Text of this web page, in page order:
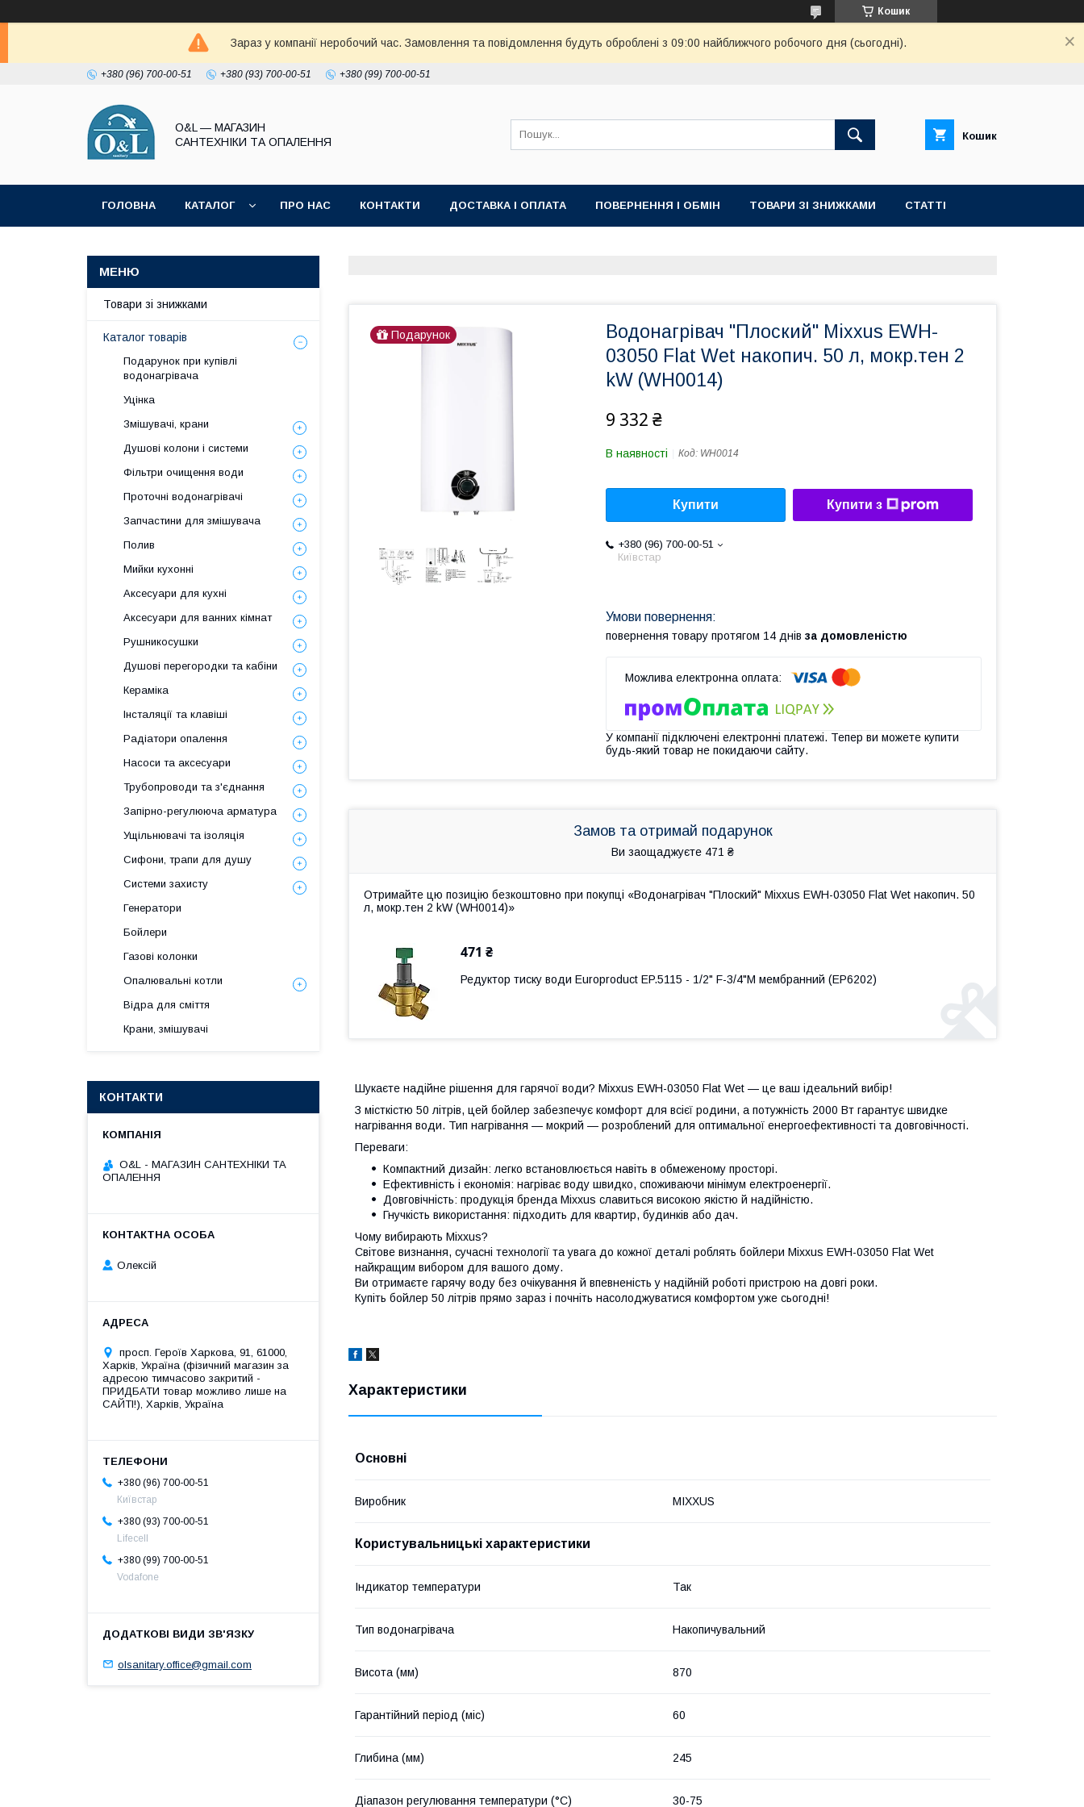
Кошик
Зараз у компанії неробочий час. Замовлення та повідомлення будуть оброблені з 09:00 найближчого робочого дня (сьогодні).
+380 (96) 700-00-51 +380 (93) 700-00-51 +380 (99) 700-00-51
O&L — МАГАЗИН
САНТЕХНІКИ ТА ОПАЛЕННЯ
Кошик
ГОЛОВНА КАТАЛОГ ПРО НАС КОНТАКТИ ДОСТАВКА І ОПЛАТА ПОВЕРНЕННЯ І ОБМІН ТОВАРИ ЗІ ЗНИЖКАМИ СТАТТІ
Подарунок
Водонагрівач "Плоский" Mixxus EWH-
03050 Flat Wet накопич. 50 л, мокр.тен 2
kW (WH0014)
9 332 ₴
В наявності Код: WH0014
Купити Купити з
+380 (96) 700-00-51
Київстар
повернення товару протягом 14 днів за домовленістю
У компанії підключені електронні платежі. Тепер ви можете купити
будь-який товар не покидаючи сайту.
Замов та отримай подарунок
Ви заощаджуєте 471 ₴
Отримайте цю позицію безкоштовно при покупці «Водонагрівач "Плоский" Mixxus EWH-03050 Flat Wet накопич. 50
л, мокр.тен 2 kW (WH0014)»
471 ₴
Редуктор тиску води Europroduct EP.5115 - 1/2" F-3/4"M мембранний (EP6202)
Шукаєте надійне рішення для гарячої води? Mixxus EWH-03050 Flat Wet — це ваш ідеальний вибір!
З місткістю 50 літрів, цей бойлер забезпечує комфорт для всієї родини, а потужність 2000 Вт гарантує швидке
нагрівання води. Тип нагрівання — мокрий — розроблений для оптимальної енергоефективності та довговічності.
Переваги:
Компактний дизайн: легко встановлюється навіть в обмеженому просторі.
Ефективність і економія: нагріває воду швидко, споживаючи мінімум електроенергії.
Довговічність: продукція бренда Mixxus славиться високою якістю й надійністю.
Гнучкість використання: підходить для квартир, будинків або дач.
Чому вибирають Mixxus?
Світове визнання, сучасні технології та увага до кожної деталі роблять бойлери Mixxus EWH-03050 Flat Wet
найкращим вибором для вашого дому.
Ви отримаєте гарячу воду без очікування й впевненість у надійній роботі пристрою на довгі роки.
Купіть бойлер 50 літрів прямо зараз і почніть насолоджуватися комфортом уже сьогодні!
Характеристики
Основні
Виробник MIXXUS
Користувальницькі характеристики
Індикатор температури Так
Тип водонагрівача Накопичувальний
Висота (мм) 870
Гарантійний період (міс) 60
Глибина (мм) 245
Діапазон регулювання температури (°C) 30-75
Товари зі знижками
Каталог товарів
Подарунок при купівлі
водонагрівача
Уцінка
Змішувачі, крани
Душові колони і системи
Фільтри очищення води
Проточні водонагрівачі
Запчастини для змішувача
Полив
Мийки кухонні
Аксесуари для кухні
Аксесуари для ванних кімнат
Рушникосушки
Душові перегородки та кабіни
Кераміка
Інсталяції та клавіші
Радіатори опалення
Насоси та аксесуари
Трубопроводи та з'єднання
Запірно-регулююча арматура
Ущільнювачі та ізоляція
Сифони, трапи для душу
Системи захисту
Генератори
Бойлери
Газові колонки
Опалювальні котли
Відра для сміття
Крани, змішувачі
КОНТАКТИ
O&L - МАГАЗИН САНТЕХНІКИ ТА
ОПАЛЕННЯ
Олексій
просп. Героїв Харкова, 91, 61000,
Харків, Україна (фізичний магазин за
адресою тимчасово закритий -
ПРИДБАТИ товар можливо лише на
САЙТІ!), Харків, Україна
+380 (96) 700-00-51
Київстар
+380 (93) 700-00-51
Lifecell
+380 (99) 700-00-51
Vodafone
olsanitary.office@gmail.com